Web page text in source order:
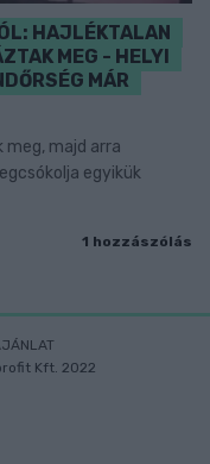
HAJLÉKTALAN
MEG - HELYI
MÁR
majd arra
egyikük
1 hozzászólás
Kft. 2022